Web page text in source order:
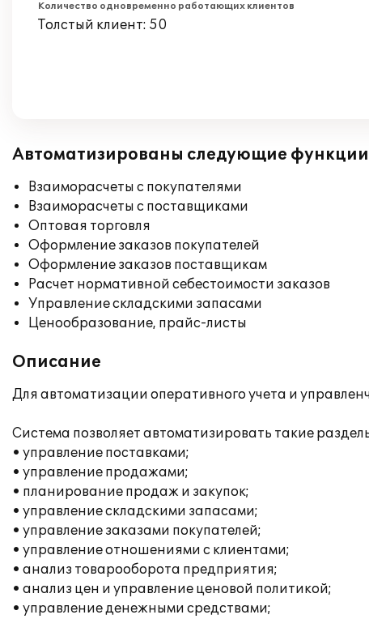
Количество одновременно работающих клиентов
Толстый клиент: 50
Автоматизированы следующие
Взаиморасчеты с покупателями
Взаиморасчеты с поставщиками
Оптовая торговля
Оформление заказов покупателей
Оформление заказов поставщикам
Расчет нормативной себестоимости заказов
Управление складскими запасами
Ценообразование, прайс-листы
Описание
Для автоматизации оперативного учета и
Система позволяет автоматизировать такие
• управление поставками;
• управление продажами;
• планирование продаж и закупок;
• управление складскими запасами;
• управление заказами покупателей;
• управление отношениями с клиентами;
• анализ товарооборота предприятия;
• анализ цен и управление ценовой политикой;
• управление денежными средствами;